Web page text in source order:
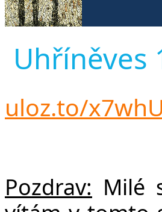
Uhříněves
uloz.to/
Pozdrav: Milé